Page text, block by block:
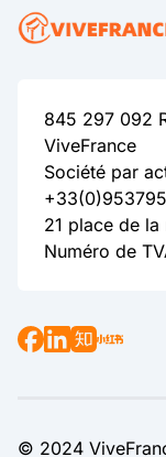
845 297 092
ViveFrance
Société par
21 place de
Numéro de
© 2024